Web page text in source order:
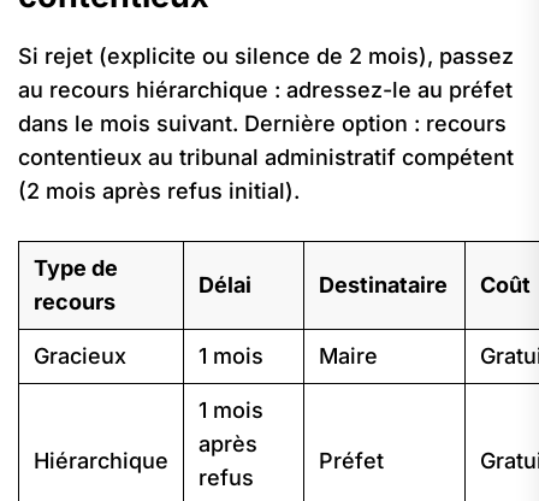
Si rejet (explicite ou silence de 2 mois), passez
au recours hiérarchique : adressez-le au préfet
dans le mois suivant. Dernière option : recours
contentieux au tribunal administratif compétent
(2 mois après refus initial).
Type de
recours
Délai Destinataire Coût
Gracieux 1 mois Maire
Hiérarchique
1 mois
après
refus
Préfet